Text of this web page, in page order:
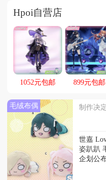
Hpoi
动，
Hpoi自营店
1052元包邮 899元包邮
毛绒布偶 制作决
世嘉
姿趴趴
企划公